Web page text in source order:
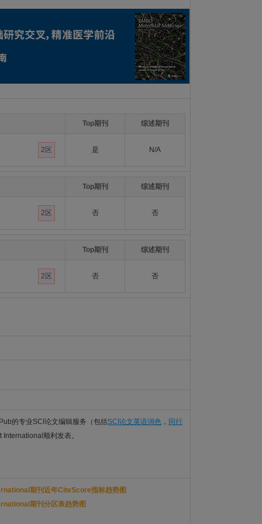
Top期刊 综述期刊
2区 是 N/A
Top期刊 综述期刊
2区 否 否
Top期刊 综述期刊
2区 否 否
的专业SCI论文编辑服务（包括SCI论文英语润色 ， 同行
顺利发表。
期刊近年CiteScore指标趋势图
期刊分区表趋势图